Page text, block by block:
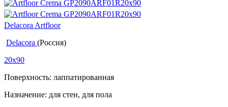
Delacora Artfloor
Delacora (Россия)
20x90
Поверхность: лаппатированная
Назначение: для стен, для пола